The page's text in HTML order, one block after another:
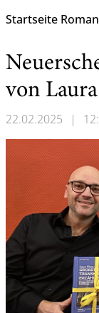
Startseite
von
22.02.2025 |